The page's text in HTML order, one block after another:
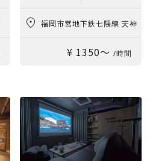
福岡市営地下鉄七隈線 天神
南駅 徒歩3分¥ 1350〜 /時間